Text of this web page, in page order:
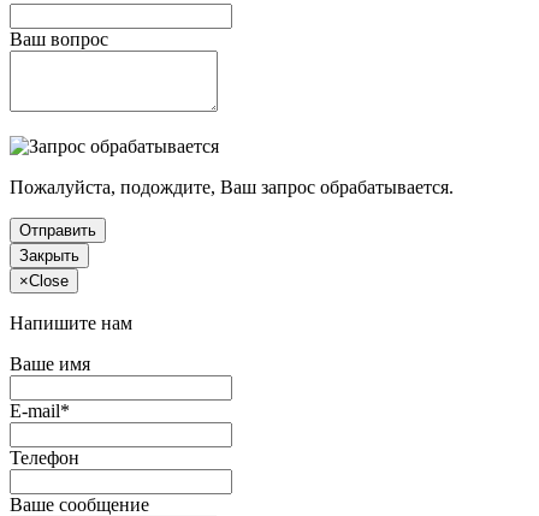
Ваш вопрос
Пожалуйста, подождите, Ваш запрос обрабатывается.
Отправить
Закрыть
×Close
Напишите нам
Ваше имя
E-mail*
Телефон
Ваше сообщение